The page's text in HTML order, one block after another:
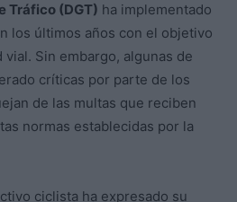
Tráfico (DGT) ha implementado
los últimos años con el objetivo
Sin embargo, algunas de
críticas por parte de los
de las multas que reciben
normas establecidas por la
ciclista ha expresado su